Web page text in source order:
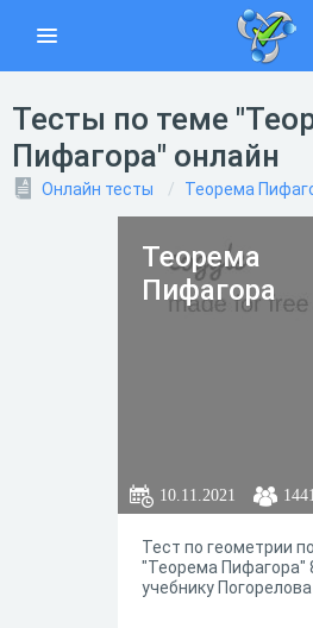
Тесты по теме
Пифагора" онлайн
Онлайн тесты Теорема
Теорема
Пифагора
10.11.2021 1441
Тест по геометрии
"Теорема Пифагора"
учебнику Погорелова